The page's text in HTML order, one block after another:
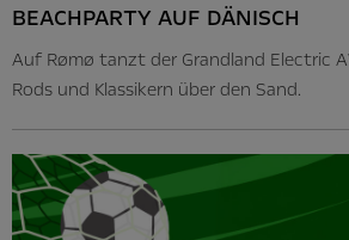
BEACHPARTY AUF DÄNISCH
Auf Rømø tanzt der Grandland Electric
Rods und Klassikern über den Sand.